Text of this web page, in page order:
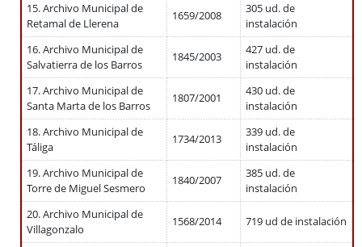
15. Archivo Municipal de
Retamal de Llerena
1659/2008
305 ud. de
instalación
16. Archivo Municipal de
Salvatierra de los Barros
1845/2003
427 ud. de
instalación
17. Archivo Municipal de
Santa Marta de los Barros
1807/2001
430 ud. de
instalación
18. Archivo Municipal de
Táliga
1734/2013
339 ud. de
instalación
19. Archivo Municipal de
Torre de Miguel Sesmero
1840/2007
385 ud. de
instalación
20. Archivo Municipal de
Villagonzalo
1568/2014 719 ud de instalación